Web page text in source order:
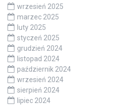
wrzesień 2025
marzec 2025
luty 2025
styczeń 2025
grudzień 2024
listopad 2024
październik 2024
wrzesień 2024
sierpień 2024
lipiec 2024